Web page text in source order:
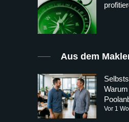
Aus dem
Vor 1